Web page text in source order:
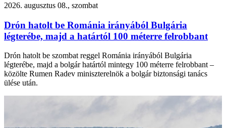
2026. augusztus 08., szombat
Drón hatolt be Románia irányából Bulgária
légterébe, majd a határtól 100 méterre felrobbant
Drón hatolt be szombat reggel Románia irányából Bulgária
légterébe, majd a bolgár határtól mintegy 100 méterre felrobbant –
közölte Rumen Radev miniszterelnök a bolgár biztonsági tanács
ülése után.